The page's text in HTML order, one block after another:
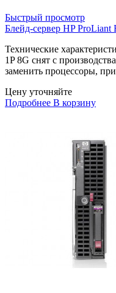
Быстрый просмотр
Блейд-сервер HP ProLiant
Технические
1P 8G снят с
заменить процессоры,
Цену уточняйте
Подробнее В корзину